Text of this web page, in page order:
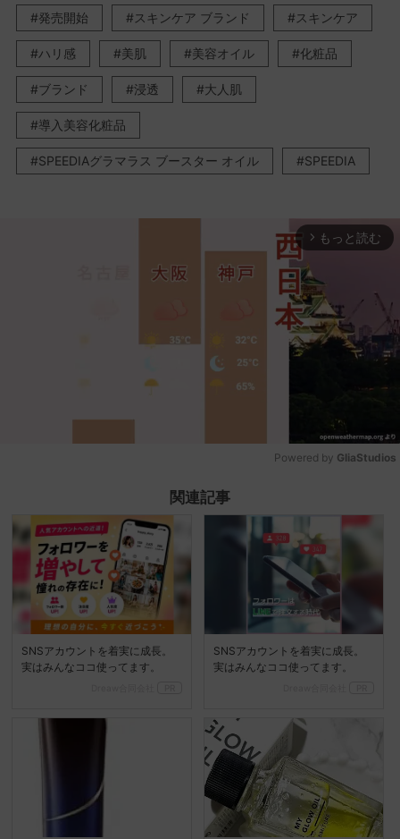
発売開始 スキンケア ブランド スキンケア
ハリ感 美肌 美容オイル 化粧品
ブランド 浸透 大人肌
導入美容化粧品
SPEEDIAグラマラス ブースター オイル SPEEDIA
arrow_forward_ios もっと読む
Powered by GliaStudios
関連記事
SNSアカウントを着実に成長。
実はみんなココ使ってます。
SNSアカウントを着実に成長。
実はみんなココ使ってます。